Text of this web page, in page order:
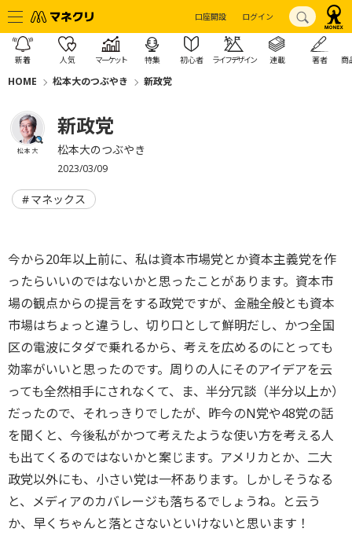
口座開設 ログイン
新着 人気 マーケット 特集 初心者 ライフデザイン 連載 著者 商
HOME 松本大のつぶやき 新政党
松本 大
新政党
松本大のつぶやき
2023/03/09
マネックス
今から20年以上前に、私は資本市場党とか資本主義党を作
ったらいいのではないかと思ったことがあります。資本市
場の観点からの提言をする政党ですが、金融全般とも資本
市場はちょっと違うし、切り口として鮮明だし、かつ全国
区の電波にタダで乗れるから、考えを広めるのにとっても
効率がいいと思ったのです。周りの人にそのアイデアを云
っても全然相手にされなくて、ま、半分冗談（半分以上か）
だったので、それっきりでしたが、昨今のN党や48党の話
を聞くと、今後私がかつて考えたような使い方を考える人
も出てくるのではないかと案じます。アメリカとか、二大
政党以外にも、小さい党は一杯あります。しかしそうなる
と、メディアのカバレージも落ちるでしょうね。と云う
か、早くちゃんと落とさないといけないと思います！